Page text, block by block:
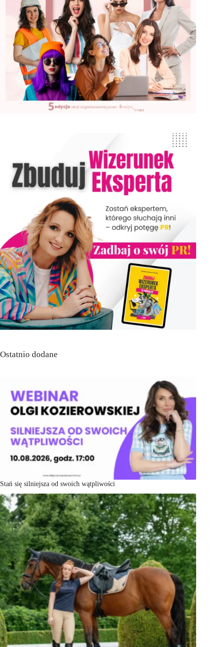
Ostatnio dodane
Stań się silniejsza od swoich wątpliwości